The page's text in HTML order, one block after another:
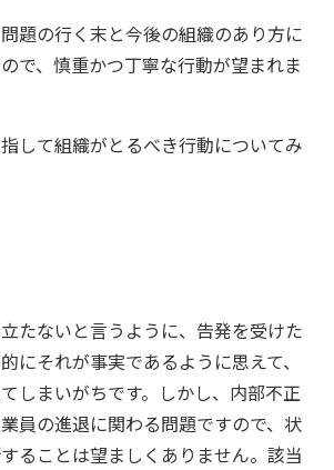
題の行く末と今後の組織のあり方に
で、慎重かつ丁寧な行動が望まれま
して組織がとるべき行動についてみ
たないと言うように、告発を受けた
にそれが事実であるように思えて、
しまいがちです。しかし、内部不正
員の進退に関わる問題ですので、状
ることは望ましくありません。該当